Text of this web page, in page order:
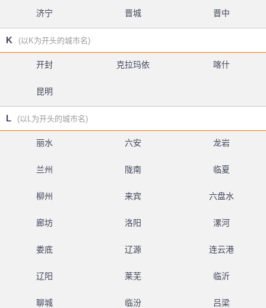
济宁 晋城 晋中
K (以K为开头的城市名)
开封 克拉玛依 喀什
昆明
L (以L为开头的城市名)
丽水 六安 龙岩
兰州 陇南 临夏
柳州 来宾 六盘水
廊坊 洛阳 漯河
娄底 辽源 连云港
辽阳 莱芜 临沂
聊城 临汾 吕梁